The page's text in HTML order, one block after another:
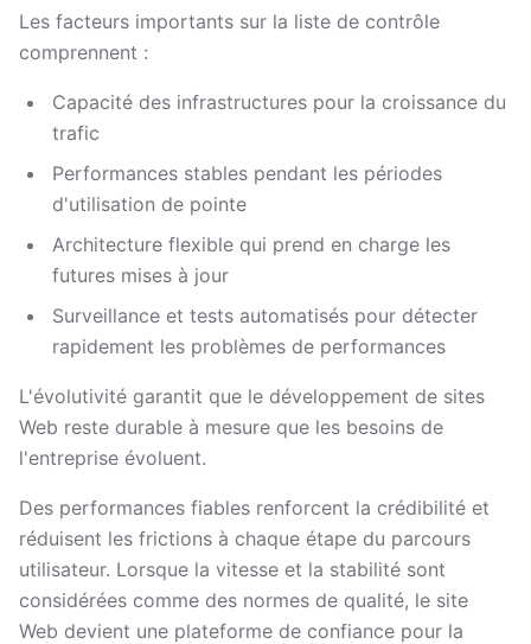
Les facteurs importants sur la liste de contrôle
comprennent :
Capacité des infrastructures pour la croissance du
trafic
Performances stables pendant les périodes
d'utilisation de pointe
Architecture flexible qui prend en charge les
futures mises à jour
Surveillance et tests automatisés pour détecter
rapidement les problèmes de performances
L'évolutivité garantit que le développement de sites
Web reste durable à mesure que les besoins de
l'entreprise évoluent.
Des performances fiables renforcent la crédibilité et
réduisent les frictions à chaque étape du parcours
utilisateur. Lorsque la vitesse et la stabilité sont
considérées comme des normes de qualité, le site
Web devient une plateforme de confiance pour la